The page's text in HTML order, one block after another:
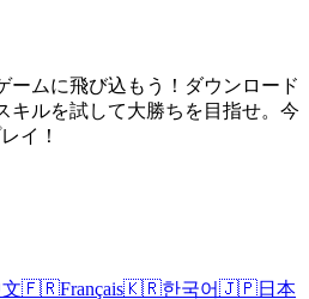
ームに飛び込もう！ダウンロード
キルを試して大勝ちを目指せ。今
イ！
🇫🇷Français🇰🇷한국어🇯🇵日本